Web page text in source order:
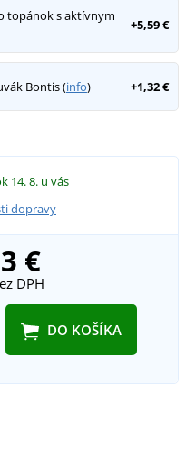
topánok s aktívnym
+5,59 €
Bontis (info) +1,32 €
14. 8. u vás
dopravy
€
DPH
DO KOŠÍKA